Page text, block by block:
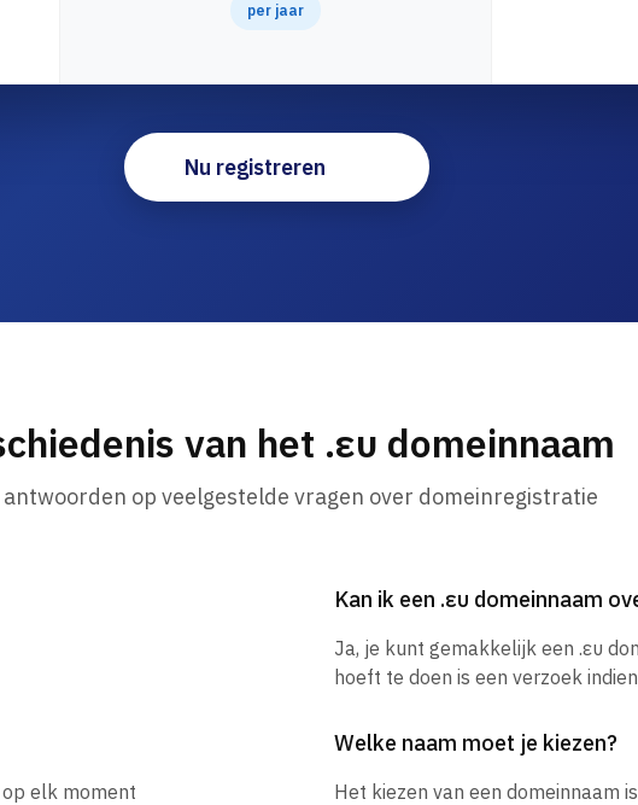
per jaar
Nu registreren
van het .ευ domeinnaam
antwoorden op veelgestelde vragen over domeinregistratie
Kan ik een .ευ domeinnaam
Ja, je kunt gemakkelijk een .ευ
hoeft te doen is een verzoek
elk moment
Welke naam moet je kiezen?
Het kiezen van een domeinnaam